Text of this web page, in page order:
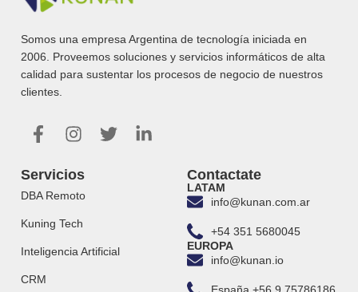
Somos una empresa Argentina de tecnología iniciada en
2006. Proveemos soluciones y servicios informáticos de alta
calidad para sustentar los procesos de negocio de nuestros
clientes.
Servicios
DBA Remoto
Kuning Tech
Inteligencia Artificial
CRM
Contactate
LATAM
info@kunan.com.ar
+54 351 5680045
EUROPA
info@kunan.io